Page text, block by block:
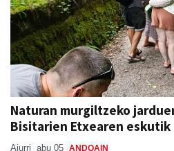
Naturan murgiltzeko
Bisitarien Etxearen eskutik
Aiurri abu 05 ANDOAIN